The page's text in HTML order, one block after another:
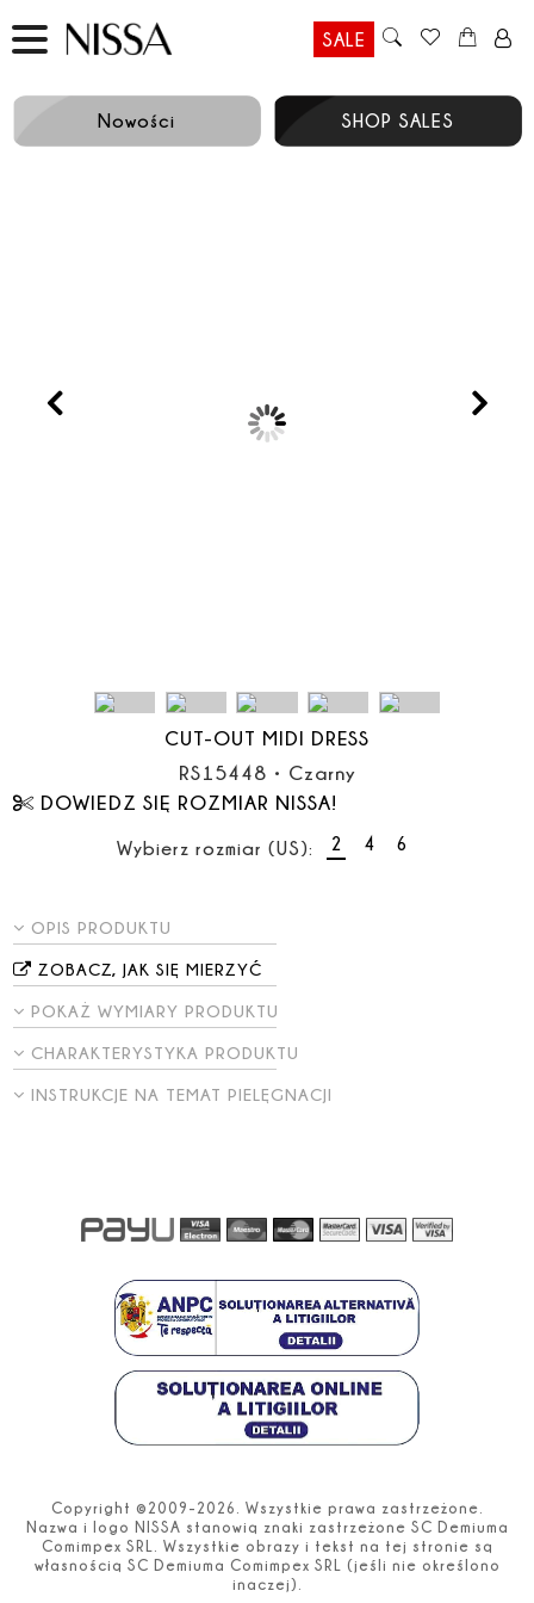
SALE
Nowości SHOP SALES
Prev
CUT-OUT MIDI DRESS
RS15448 • Czarny
DOWIEDZ SIĘ ROZMIAR NISSA!
Wybierz rozmiar (US): 2 4 6
OPIS PRODUKTU
ZOBACZ, JAK SIĘ MIERZYĆ
POKAŻ WYMIARY PRODUKTU
CHARAKTERYSTYKA PRODUKTU
INSTRUKCJE NA TEMAT PIELĘGNACJI
Copyright ©2009-2026. Wszystkie prawa zastrzeżone.
Nazwa i logo NISSA stanowią znaki zastrzeżone SC Demiuma
Comimpex SRL. Wszystkie obrazy i tekst na tej stronie są
własnością SC Demiuma Comimpex SRL (jeśli nie określono
inaczej).